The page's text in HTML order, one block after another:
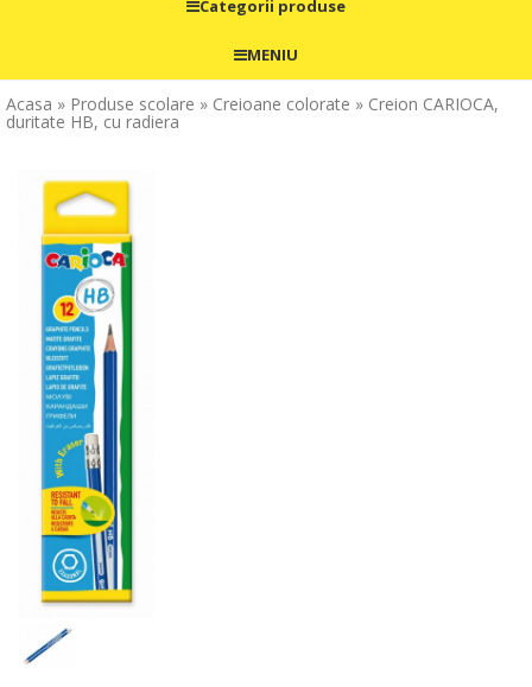
Categorii produse
MENIU
Acasa » Produse scolare » Creioane colorate » Creion CARIOCA,
duritate HB, cu radiera